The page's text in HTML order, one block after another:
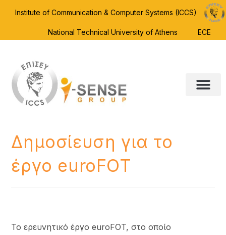
Institute of Communication & Computer Systems (ICCS)
National Technical University of Athens ECE
Δημοσίευση για το
έργο euroFOT
Το ερευνητικό έργο euroFOT, στο οποίο